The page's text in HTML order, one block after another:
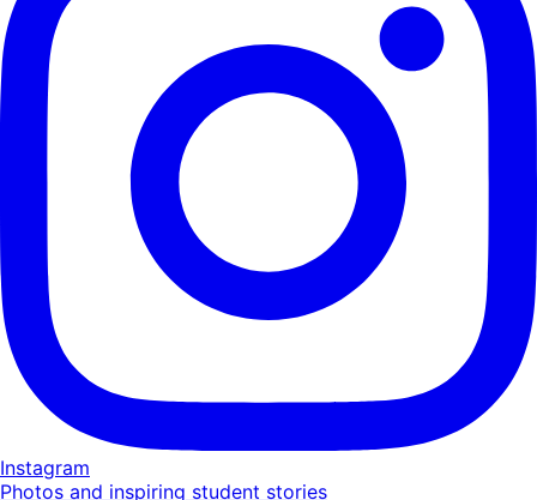
Instagram
Photos and inspiring student stories